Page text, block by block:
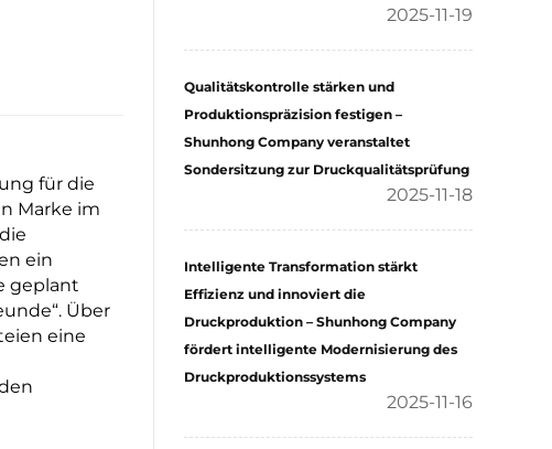
für die
Marke im
ein
geplant
Über
eine
2025-11-19
Qualitätskontrolle stärken und
Produktionspräzision festigen –
Shunhong Company veranstaltet
Sondersitzung zur Druckqualitätsprüfung
2025-11-18
Intelligente Transformation stärkt
Effizienz und innoviert die
Druckproduktion – Shunhong Company
fördert intelligente Modernisierung des
Druckproduktionssystems
2025-11-16